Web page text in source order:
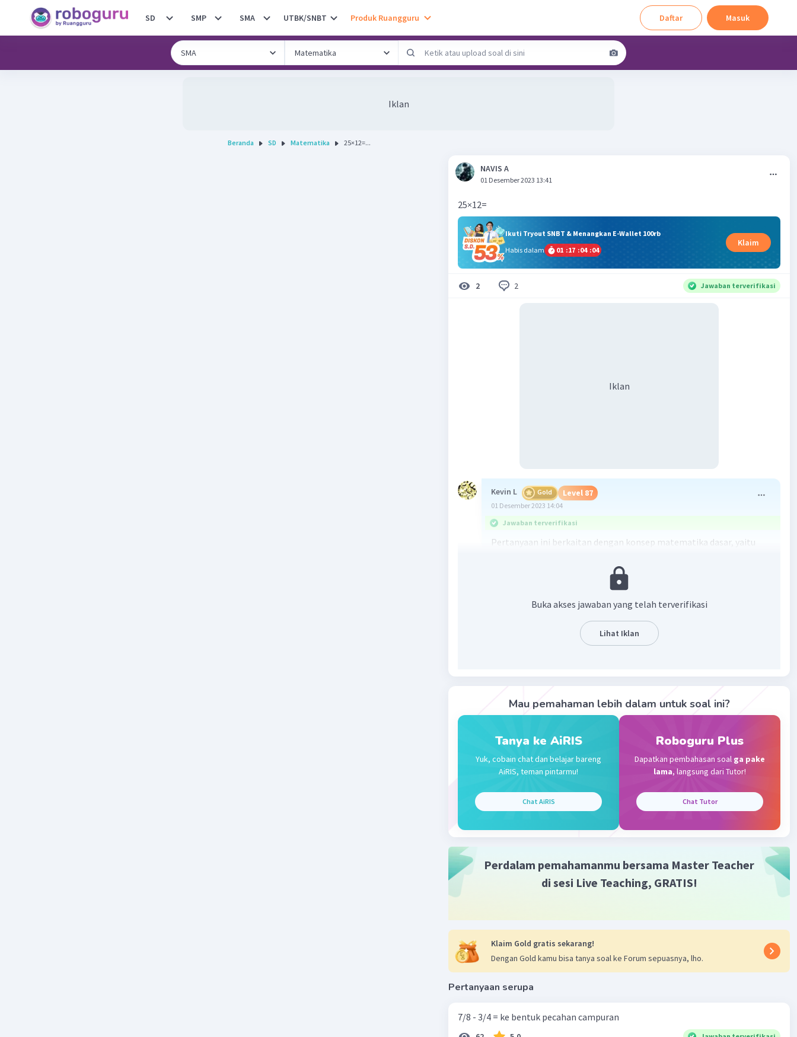
SD SMP SMA UTBK/SNBT Produk Ruangguru Daftar Masuk
Iklan
Beranda SD Matematika 25×12=...
NAVIS A
01 Desember 2023 13:41
25×12=
Ikuti Tryout SNBT & Menangkan E-Wallet 100rb
Habis dalam
01 :17 :04 :03
Klaim
2 2 Jawaban terverifikasi
Iklan
Kevin L Gold Level 87
01 Desember 2023 14:04
Jawaban terverifikasi
Pertanyaan ini berkaitan dengan konsep matematika dasar, yaitu
1. Pertama, kita akan mengalikan 5 (dari 25) dengan 12. Hasilnya
2. Kedua, kita akan mengalikan 2 (dari 20, karena 25 adalah 20 + 5)
dengan 12 dan kemudian mengalikan hasilnya dengan 10 (karena 2
Kesimpulan:
Beri Rating ·0.0(0) Balas
Sumber W Community Level 72
01 Desember 2023 13:47
Pembahasan :
Beri Rating· 0
Buka akses jawaban yang telah terverifikasi
Lihat Iklan
Mau pemahaman lebih dalam untuk soal ini?
Tanya ke AiRIS
Yuk, cobain chat dan belajar bareng
AiRIS, teman pintarmu!
Chat AiRIS
Roboguru Plus
Dapatkan pembahasan soal ga pake
lama, langsung dari Tutor!
Chat Tutor
Perdalam pemahamanmu bersama Master Teacher
di sesi Live Teaching, GRATIS!
Klaim Gold gratis sekarang!
Dengan Gold kamu bisa tanya soal ke Forum sepuasnya, lho.
Pertanyaan serupa
7/8 - 3/4 = ke bentuk pecahan campuran